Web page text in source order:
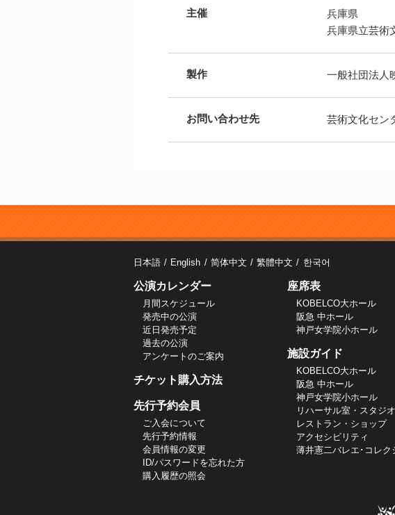
主催
兵庫県
兵庫県立芸術
製作 一般社団法人
お問い合わせ先 芸術文化セン
日本語 English 简体中文 繁體中文 한국어
公演カレンダー
月間スケジュール
発売中の公演
近日発売予定
過去の公演
アンケートのご案内
チケット購入方法
先行予約会員
ご入会について
先行予約情報
会員情報の変更
ID/パスワードを忘れた方
購入履歴の照会
座席表
KOBELCO大ホール
阪急 中ホール
神戸女学院小ホール
施設ガイド
KOBELCO大ホール
阪急 中ホール
神戸女学院小ホール
リハーサル室・スタジオ
レストラン・ショップ
アクセシビリティ
薄井憲二バレエ･コレク